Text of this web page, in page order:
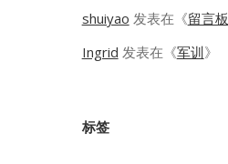
shuiyao 发表在《留言板
Ingrid 发表在《军训》
标签